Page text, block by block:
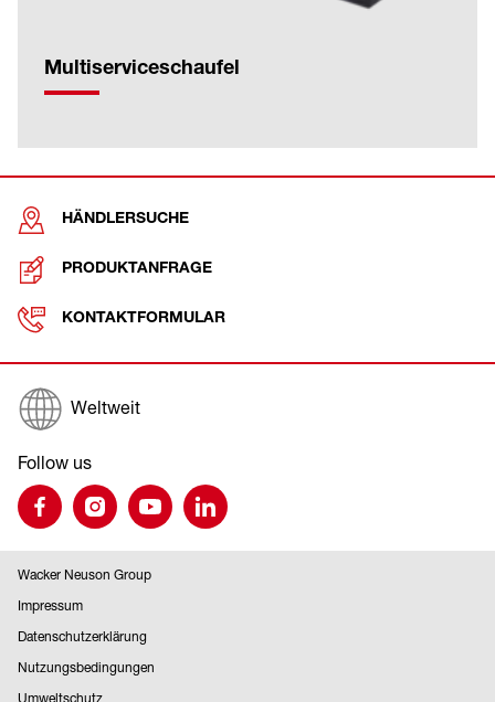
Multiserviceschaufel
HÄNDLERSUCHE
PRODUKTANFRAGE
KONTAKTFORMULAR
Weltweit
Follow us
Wacker Neuson Group
Impressum
Datenschutzerklärung
Nutzungsbedingungen
Umweltschutz